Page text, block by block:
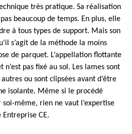
très pratique. Sa réalisation
beaucoup de temps. En plus, elle
à tous types de support. Mais son
s’agit de la méthode la moins
de parquet. L’appellation flottante
pas fixé au sol. Les lames sont
ou sont clipsées avant d’être
isolante. Même si le procédé
même, rien ne vaut l’expertise
CE.